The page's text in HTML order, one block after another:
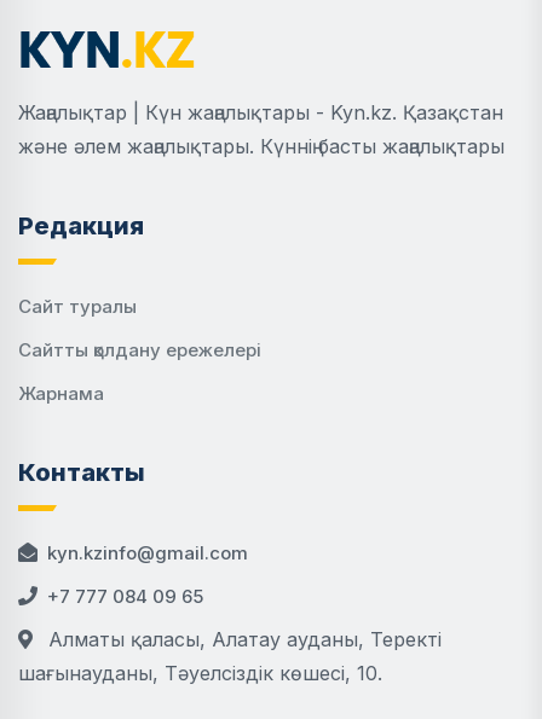
Жаңалықтар | Күн жаңалықтары - Kyn.kz. Қазақстан
және әлем жаңалықтары. Күннің басты жаңалықтары
Редакция
Сайт туралы
Сайтты қолдану ережелері
Жарнама
Контакты
kyn.kzinfo@gmail.com
+7 777 084 09 65
Алматы қаласы, Алатау ауданы, Теректі
шағынауданы, Тәуелсіздік көшесі, 10.